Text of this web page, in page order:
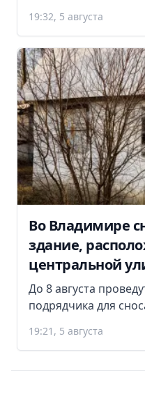
19:32, 5 августа
Во Владимире
здание,
центральной
До 8 августа
подрядчика для
19:21, 5 августа